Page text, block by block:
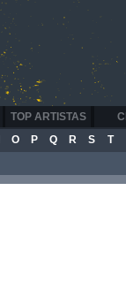
TOP ARTISTAS
O P Q R S T